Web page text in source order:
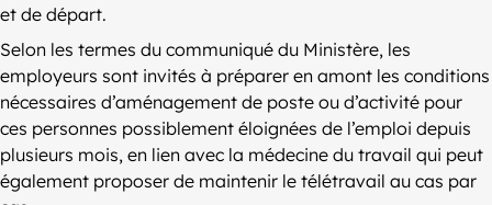
et de départ.
Selon les termes du communiqué du Ministère, les
employeurs sont invités à préparer en amont les conditions
nécessaires d’aménagement de poste ou d’activité pour
ces personnes possiblement éloignées de l’emploi depuis
plusieurs mois, en lien avec la médecine du travail qui peut
également proposer de maintenir le télétravail au cas par